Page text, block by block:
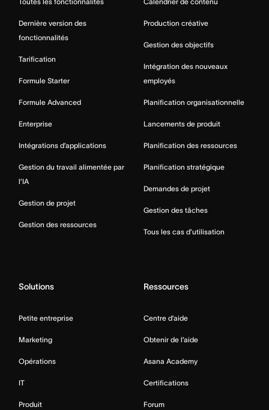
Toutes les fonctionnalités
Dernière version des
fonctionnalités
Tarification
Formule Starter
Formule Advanced
Enterprise
Intégrations d’applications
Gestion du travail alimentée par
l’IA
Gestion de projet
Gestion des ressources
Calendrier de contenu
Production créative
Gestion des objectifs
Intégration des nouveaux
employés
Planification organisationnelle
Lancements de produit
Planification des ressources
Planification stratégique
Demandes de projet
Gestion des tâches
Tous les cas d’utilisation
Solutions
Petite entreprise
Marketing
Opérations
IT
Produit
Ressources
Centre d’aide
Obtenir de l’aide
Asana Academy
Certifications
Forum